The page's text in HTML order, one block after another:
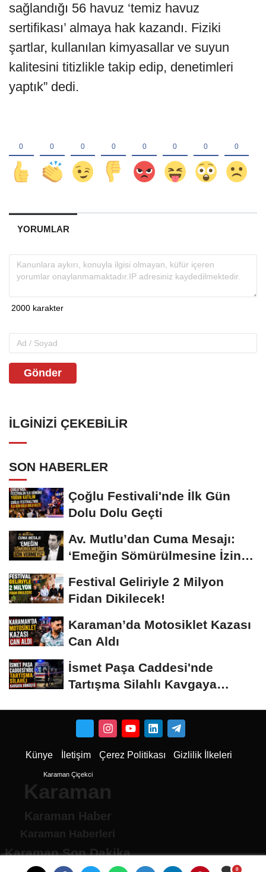
sağlandığı 56 havuz ‘temiz havuz
sertifikası’ almaya hak kazandı. Fiziki
şartlar, kullanılan kimyasallar ve suyun
kalitesini titizlikle takip edip, denetimleri
yaptık” dedi.
YORUMLAR
Gönder
İLGINIZI ÇEKEBILIR
SON HABERLER
Çoğlu Festivali'nde İlk Gün
Dolu Dolu Geçti
Av. Mutlu’dan Cuma Mesajı:
‘Emeğin Sömürülmesine İzin
Festival Geliriyle 2 Milyon
Fidan Dikilecek!
Karaman’da Motosiklet Kazası
Can Aldı
İsmet Paşa Caddesi'nde
Tartışma Silahlı Kavgaya
Künye İletişim Çerez Politikası Gizlilik İlkeleri
Karaman Çiçekci
Karaman
Karaman Haber
Karaman Haberleri
Karaman Son Dakika
Karaman son dakika Haberleri